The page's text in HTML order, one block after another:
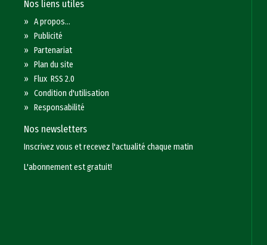
Nos liens utiles
»A propos...
»Publicité
»Partenariat
»Plan du site
»Flux RSS 2.0
»Condition d'utilisation
»Responsabilité
Nos newsletters
Inscrivez vous et recevez l'actualité chaque matin
L'abonnement est gratuit!